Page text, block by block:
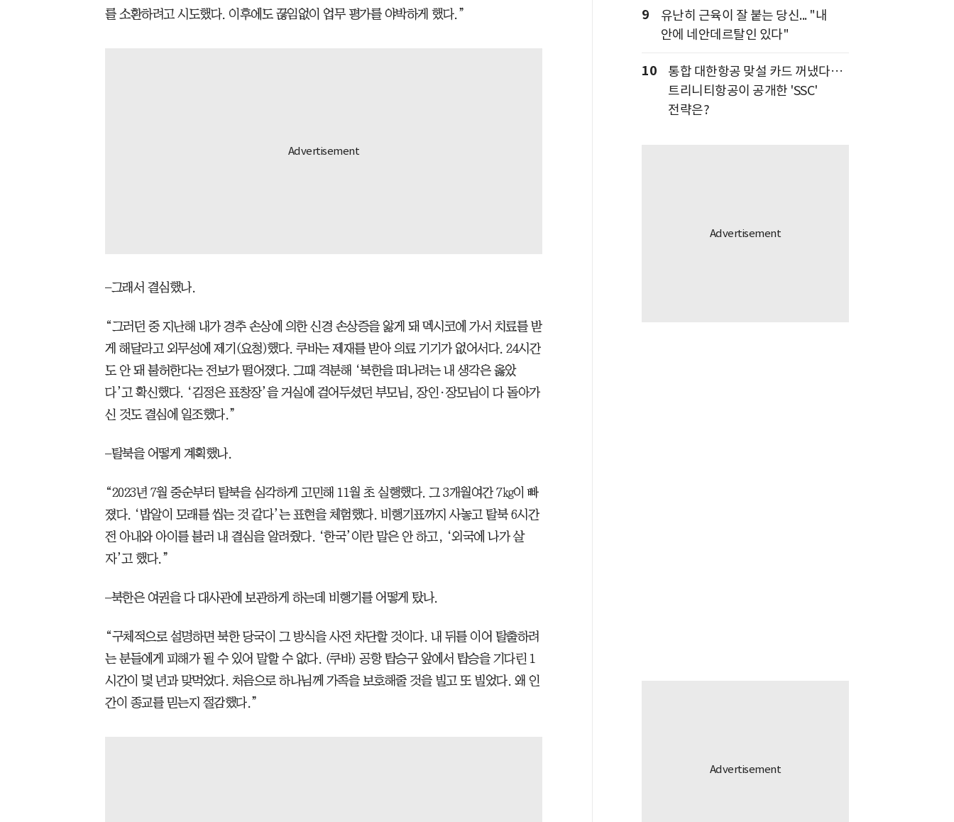
를 소환하려고 시도했다. 이후에도 끊임없이 업무 평가를 야박하게 했다.”
–그래서 결심했나.
“그러던 중 지난해 내가 경추 손상에 의한 신경 손상증을 앓게 돼 멕시코에 가서 치료를 받
게 해달라고 외무성에 제기(요청)했다. 쿠바는 제재를 받아 의료 기기가 없어서다. 24시간
도 안 돼 불허한다는 전보가 떨어졌다. 그때 격분해 ‘북한을 떠나려는 내 생각은 옳았
다’고 확신했다. ‘김정은 표창장’을 거실에 걸어두셨던 부모님, 장인·장모님이 다 돌아가
신 것도 결심에 일조했다.”
–탈북을 어떻게 계획했나.
“2023년 7월 중순부터 탈북을 심각하게 고민해 11월 초 실행했다. 그 3개월여간 7㎏이 빠
졌다. ‘밥알이 모래를 씹는 것 같다’는 표현을 체험했다. 비행기표까지 사놓고 탈북 6시간
전 아내와 아이를 불러 내 결심을 알려줬다. ‘한국’이란 말은 안 하고, ‘외국에 나가 살
자’고 했다.”
–북한은 여권을 다 대사관에 보관하게 하는데 비행기를 어떻게 탔나.
“구체적으로 설명하면 북한 당국이 그 방식을 사전 차단할 것이다. 내 뒤를 이어 탈출하려
는 분들에게 피해가 될 수 있어 말할 수 없다. (쿠바) 공항 탑승구 앞에서 탑승을 기다린 1
시간이 몇 년과 맞먹었다. 처음으로 하나님께 가족을 보호해줄 것을 빌고 또 빌었다. 왜 인
간이 종교를 믿는지 절감했다.”
9
유난히 근육이 잘 붙는 당신... "내
안에 네안데르탈인 있다"
10
통합 대한항공 맞설 카드 꺼냈다…
트리니티항공이 공개한 'SSC'
전략은?